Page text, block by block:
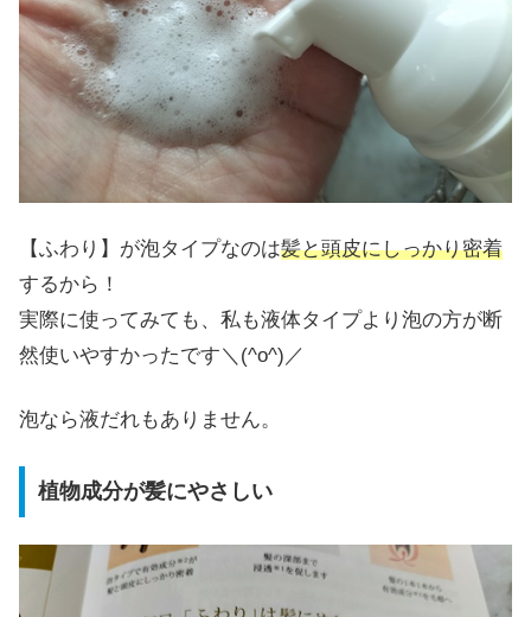
【ふわり】が泡タイプなのは髪と頭皮にしっかり密着
するから！
実際に使ってみても、私も液体タイプより泡の方が断
然使いやすかったです＼(^o^)／
泡なら液だれもありません。
植物成分が髪にやさしい